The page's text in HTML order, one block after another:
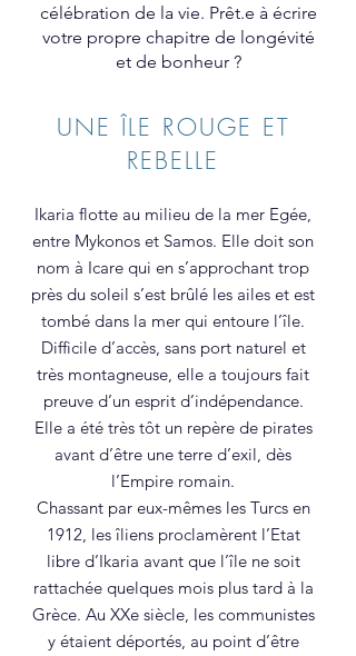
célébration de la vie. Prêt.e à écrire
votre propre chapitre de longévité
et de bonheur ?
UNE ÎLE ROUGE ET
REBELLE
Ikaria flotte au milieu de la mer Egée,
entre Mykonos et Samos. Elle doit son
nom à Icare qui en s’approchant trop
près du soleil s’est brûlé les ailes et est
tombé dans la mer qui entoure l’île.
Difficile d’accès, sans port naturel et
très montagneuse, elle a toujours fait
preuve d’un esprit d’indépendance.
Elle a été très tôt un repère de pirates
avant d’être une terre d’exil, dès
l’Empire romain.
Chassant par eux-mêmes les Turcs en
1912, les îliens proclamèrent l’Etat
libre d’Ikaria avant que l’île ne soit
rattachée quelques mois plus tard à la
Grèce. Au XXe siècle, les communistes
y étaient déportés, au point d’être